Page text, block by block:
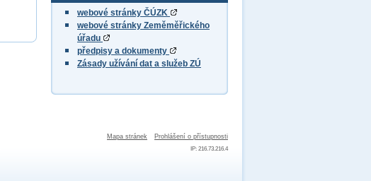
webové stránky ČÚZK
webové stránky Zeměměřického
úřadu
předpisy a dokumenty
Zásady užívání dat a služeb ZÚ
Mapa stránek Prohlášení o přístupnosti
IP: 216.73.216.4